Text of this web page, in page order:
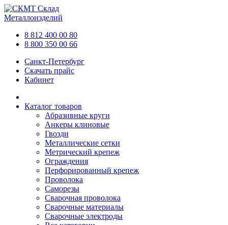
Склад
Металлоизделий
8 812 400 00 80
8 800 350 00 66
Санкт-Петербург
Скачать прайс
Кабинет
Каталог товаров
Абразивные круги
Анкеры клиновые
Гвозди
Металлические сетки
Метрический крепеж
Ограждения
Перфорированный крепеж
Проволока
Саморезы
Сварочная проволока
Сварочные материалы
Сварочные электроды